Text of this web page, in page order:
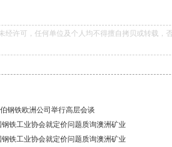
经许可，任何单位及个人均不得擅自拷贝或转载，
钢铁欧洲公司举行高层会谈
铁工业协会就定价问题质询澳洲矿业
铁工业协会就定价问题质询澳洲矿业